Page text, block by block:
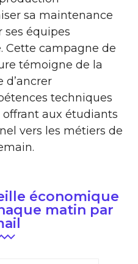
sa maintenance
ses équipes
Cette campagne de
témoigne de la
d’ancrer
techniques
aux étudiants
vers les métiers de
économique
matin par